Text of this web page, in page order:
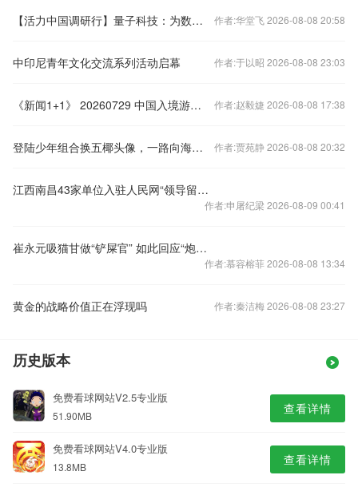
【活力中国调研行】量子科技：为数字安全注入强劲动能 作者:华堂飞 2026-08-08 20:58
中印尼青年文化交流系列活动启幕 作者:于以昭 2026-08-08 23:03
《新闻1+1》 20260729 中国入境游，为何爆发式增长？ 作者:赵毅婕 2026-08-08 17:38
登陆少年组合换五椰头像，一路向海的少年今日开播 作者:贾苑静 2026-08-08 20:32
江西南昌43家单位入驻人民网“领导留言板” 为民办实事解难题
作者:申屠纪梁 2026-08-09 00:41
崔永元吸猫甘做“铲屎官” 如此回应“炮轰范冰冰”…
作者:慕容榕菲 2026-08-08 13:34
黄金的战略价值正在浮现吗 作者:秦洁梅 2026-08-08 23:27
历史版本
免费看球网站V2.5专业版
51.90MB 查看详情
免费看球网站V4.0专业版
13.8MB 查看详情